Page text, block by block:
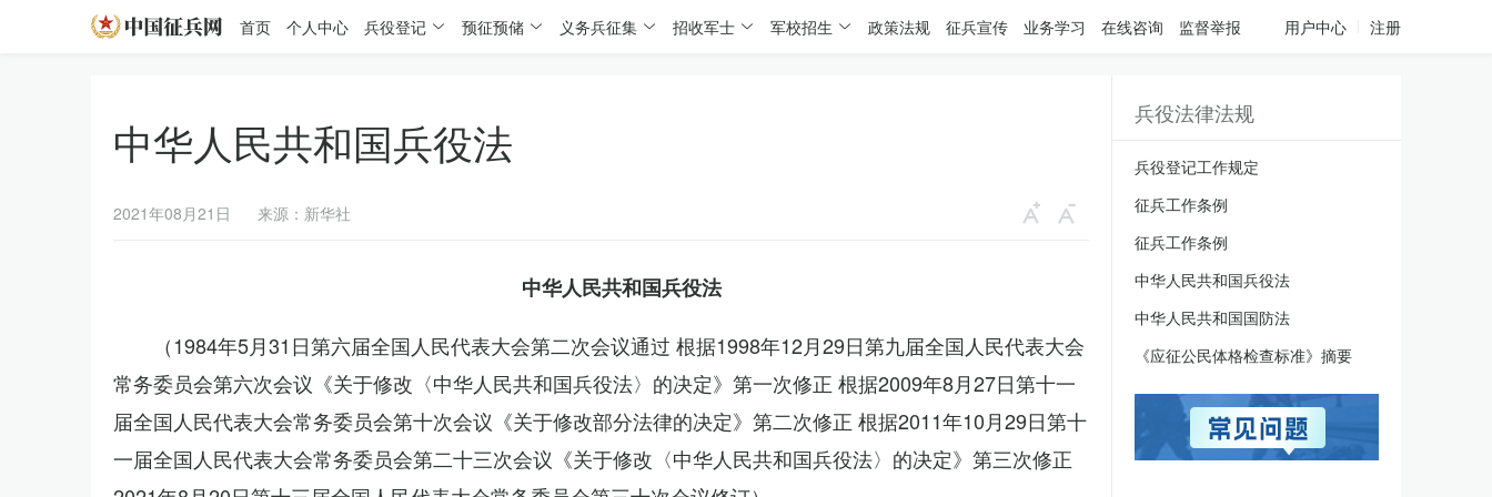
首页 个人中心 兵役登记 预征预储 义务兵征集 招收军士 军校招生 政策法规 征兵宣传 业务学习 在线咨询 监督举报 用户中心 注册
中华人民共和国兵役法
2021年08月21日 来源：新华社
中华人民共和国兵役法
（1984年5月31日第六届全国人民代表大会第二次会议通过 根据1998年12月29日第九届全国人民代表大会
常务委员会第六次会议《关于修改〈中华人民共和国兵役法〉的决定》第一次修正 根据2009年8月27日第十一
届全国人民代表大会常务委员会第十次会议《关于修改部分法律的决定》第二次修正 根据2011年10月29日第十
一届全国人民代表大会常务委员会第二十三次会议《关于修改〈中华人民共和国兵役法〉的决定》第三次修正
兵役法律法规
兵役登记工作规定
征兵工作条例
征兵工作条例
中华人民共和国兵役法
中华人民共和国国防法
《应征公民体格检查标准》摘要